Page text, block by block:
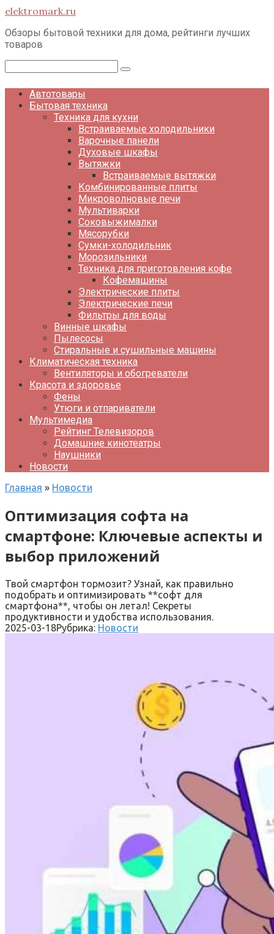
Перейти
контенту
elektromark.ru
Обзоры бытовой техники для дома, рейтинги лучших
товаров
Автотовары
Бытовая техника
Техника для кухни
Встраиваемые холодильники
Варочные панели
Духовые шкафы
Вытяжки
Встраиваемые вытяжки
Комбинированные плиты
Микроволновые печи
Мультиварки
Соковыжималки
Мясорубки
Сумки-холодильник
Морозильники
Техника для приготовления кофе
Кофемашины
Электрические плиты
Электрические печи
Фильтры для воды
Винные шкафы
Пылесосы
Стиральные и сушильные машины
Климатическая техника
Вентиляторы и обогреватели
Красота и здоровье
Фены
Утюги и отпариватели
Мультимедиа
Рейтинг Телевизоров
Домашние кинотеатры
Наушники
Новости
Главная » Новости
Оптимизация софта на
смартфоне: Ключевые аспекты и
выбор приложений
Твой смартфон тормозит? Узнай, как правильно
подобрать и оптимизировать **софт для
смартфона**, чтобы он летал! Секреты
продуктивности и удобства использования.
2025-03-18Рубрика: Новости